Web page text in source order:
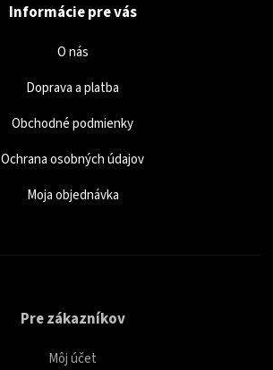
Informácie pre vás
O nás
Doprava a platba
Obchodné podmienky
Ochrana osobných údajov
Moja objednávka
Pre zákazníkov
Môj účet